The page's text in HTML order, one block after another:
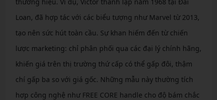
Loan, đã hợp tác với các biểu tượng như Marvel từ 2013,
tạo nên sức hút toàn cầu. Sự khan hiếm đến từ chiến
lược marketing: chỉ phân phối qua các đại lý chính hãng,
khiến giá trên thị trường thứ cấp có thể gấp đôi, thậm
chí gấp ba so với giá gốc. Những mẫu này thường tích
hợp công nghệ như FREE CORE handle cho độ bám chắc